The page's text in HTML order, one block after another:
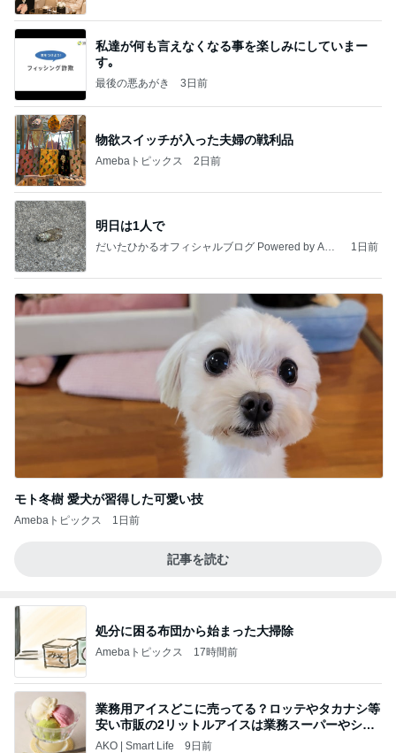
私達が何も言えなくなる事を楽しみにしていまー
す｡
最後の悪あがき 3日前
物欲スイッチが入った夫婦の戦利品
Amebaトピックス 2日前
明日は1人で
だいたひかるオフィシャルブログ Powered by Ame
1日前
モト冬樹 愛犬が習得した可愛い技
Amebaトピックス 1日前
記事を読む
処分に困る布団から始まった大掃除
Amebaトピックス 17時間前
業務用アイスどこに売ってる？ロッテやタカナシ等
安い市販の2リットルアイスは業務スーパーやシャ
トレ
AKO | Smart Life 9日前